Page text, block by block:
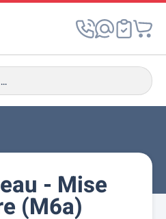
- Mise
(M6a)